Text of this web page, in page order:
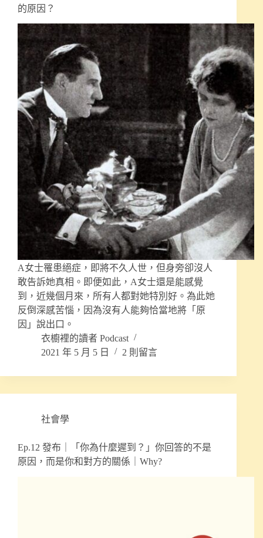
的原因？
A女士罹患絕症，即將不久人世，但身旁卻沒人
敢告訴她真相。即便如此，A女士還是能感覺
到，近幾個月來，所有人都對她特別好。為此她
反倒深感苦惱，因為沒有人能夠恰當地將「原
因」說出口。
衣櫥裡的讀者 Podcast
2021 年 5 月 5 日
2 則留言
社會學
Ep.12 發布｜「你為什麼遲到？」你回答的不是
原因，而是你和對方的關係｜Why?